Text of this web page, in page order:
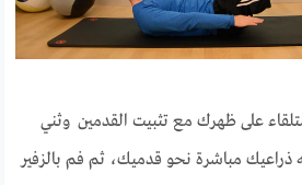
على ظهرك مع تثبيت القدمين وثني
ذراعيك مباشرة نحو قدميك، ثم فم بالزفير